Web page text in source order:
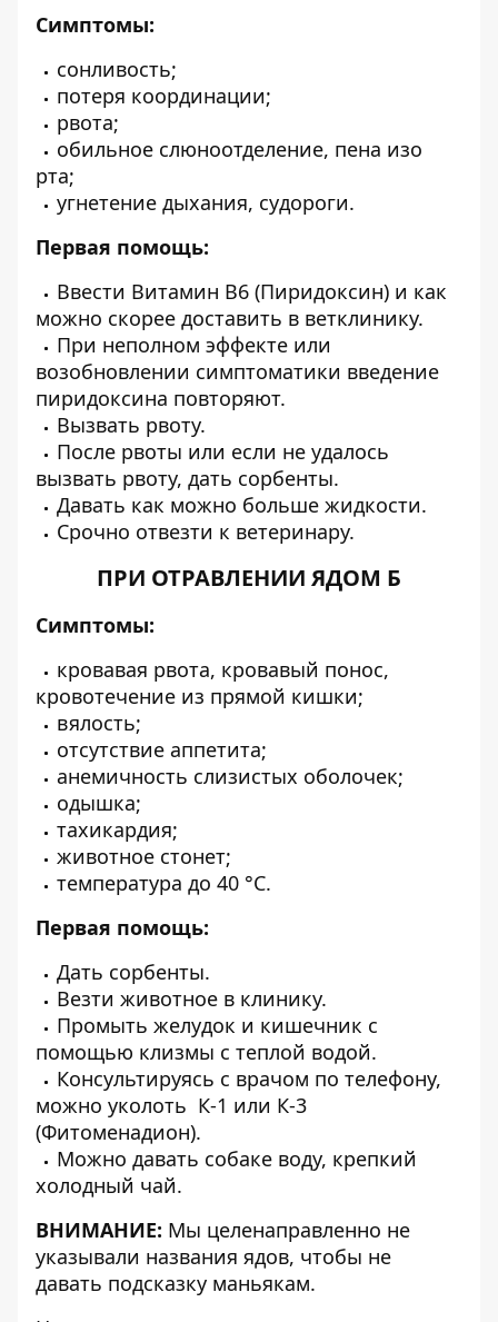
Симптомы:
сонливость;
потеря координации;
рвота;
обильное слюноотделение, пена изо
рта;
угнетение дыхания, судороги.
Первая помощь:
Ввести Витамин B6 (Пиридоксин) и как
можно скорее доставить в ветклинику.
При неполном эффекте или
возобновлении симптоматики введение
пиридоксина повторяют.
Вызвать рвоту.
После рвоты или если не удалось
вызвать рвоту, дать сорбенты.
Давать как можно больше жидкости.
Срочно отвезти к ветеринару.
ПРИ ОТРАВЛЕНИИ ЯДОМ Б
Симптомы:
кровавая рвота, кровавый понос,
кровотечение из прямой кишки;
вялость;
отсутствие аппетита;
анемичность слизистых оболочек;
одышка;
тахикардия;
животное стонет;
температура до 40 °С.
Первая помощь:
Дать сорбенты.
Везти животное в клинику.
Промыть желудок и кишечник с
помощью клизмы с теплой водой.
Консультируясь с врачом по телефону,
можно уколоть К-1 или К-3
(Фитоменадион).
Можно давать собаке воду, крепкий
холодный чай.
ВНИМАНИЕ: Мы целенаправленно не
указывали названия ядов, чтобы не
давать подсказку маньякам.